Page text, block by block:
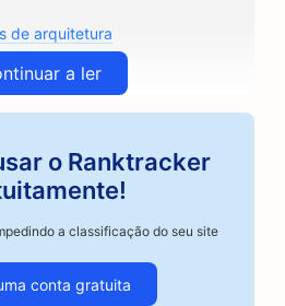
de arquitetura
funilaria
reparo de automóveis
fiança
a ler
o Ranktracker
a classificação do seu site
conta gratuita